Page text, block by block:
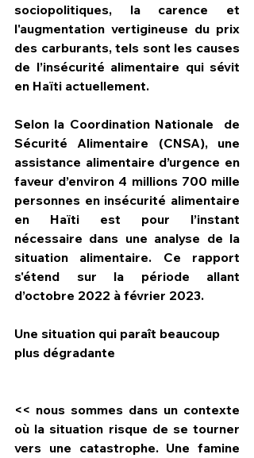
sociopolitiques, la carence et
l'augmentation vertigineuse du prix
des carburants, tels sont les causes
de l’insécurité alimentaire qui sévit
en Haïti actuellement.
Selon la Coordination Nationale  de
Sécurité Alimentaire (CNSA), une
assistance alimentaire d’urgence en
faveur d’environ 4 millions 700 mille
personnes en insécurité alimentaire
en Haïti est pour l’instant
nécessaire dans une analyse de la
situation alimentaire. Ce rapport
s'étend sur la période allant
d’octobre 2022 à février 2023.
Une situation qui paraît beaucoup
plus dégradante
<< nous sommes dans un contexte
où la situation risque de se tourner
vers une catastrophe. Une famine